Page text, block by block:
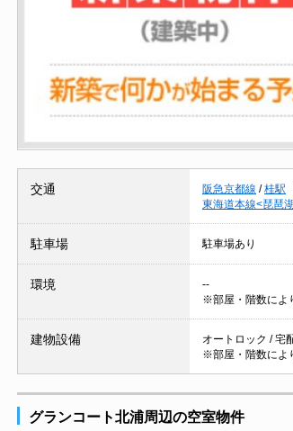
交通 阪急京都線 / 桂駅
東海道本線<琵琶
駐車場 駐車場あり
環境
--
※部屋・階数によ
建物設備
オートロック / 宅
※部屋・階数によ
グランコート北浦周辺の空室物件